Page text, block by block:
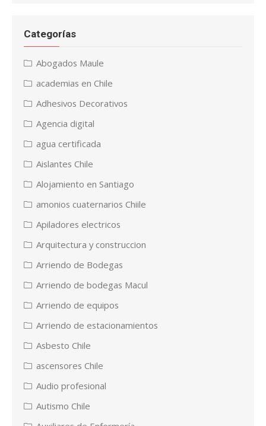
Categorías
Abogados Maule
academias en Chile
Adhesivos Decorativos
Agencia digital
agua certificada
Aislantes Chile
Alojamiento en Santiago
amonios cuaternarios Chiile
Apiladores electricos
Arquitectura y construccion
Arriendo de Bodegas
Arriendo de bodegas Macul
Arriendo de equipos
Arriendo de estacionamientos
Asbesto Chile
ascensores Chile
Audio profesional
Autismo Chile